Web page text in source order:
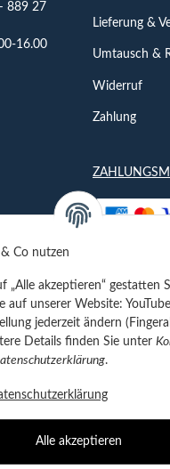
Alle akzeptieren
Co nutzen
„Alle akzeptieren“ gestatten
auf unserer Website:
jederzeit ändern
Details finden Sie unter
.
889 27
16.00
Lieferung &
Umtausch &
Widerruf
Zahlung